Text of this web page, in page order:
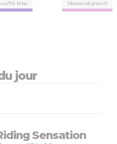
Pit-bike Weekend gratuit
jour
Sensation